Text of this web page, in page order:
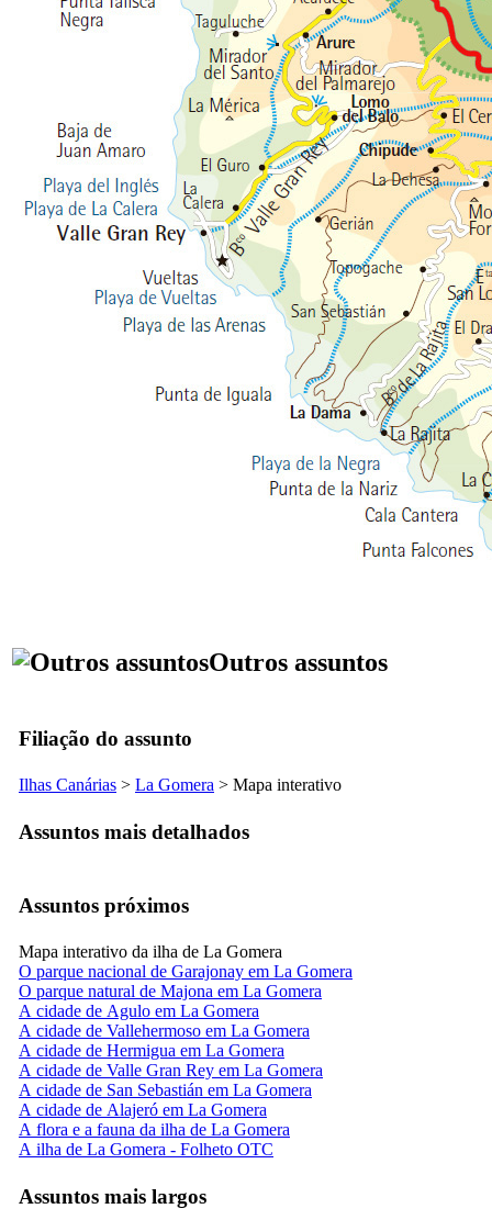
Outros assuntos
Filiação do assunto
Ilhas Canárias > La Gomera > Mapa interativo
Assuntos mais detalhados
Assuntos próximos
Mapa interativo da ilha de La Gomera
O parque nacional de Garajonay em La Gomera
O parque natural de Majona em La Gomera
A cidade de Agulo em La Gomera
A cidade de Vallehermoso em La Gomera
A cidade de Hermigua em La Gomera
A cidade de Valle Gran Rey em La Gomera
A cidade de San Sebastián em La Gomera
A cidade de Alajeró em La Gomera
A flora e a fauna da ilha de La Gomera
A ilha de La Gomera - Folheto OTC
Assuntos mais largos